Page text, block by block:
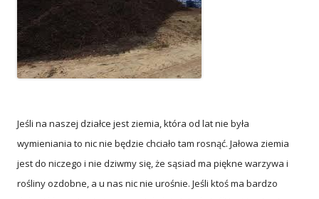
Jeśli na naszej działce jest ziemia, która od lat nie była
wymieniania to nic nie będzie chciało tam rosnąć. Jałowa ziemia
jest do niczego i nie dziwmy się, że sąsiad ma piękne warzywa i
rośliny ozdobne, a u nas nic nie urośnie. Jeśli ktoś ma bardzo